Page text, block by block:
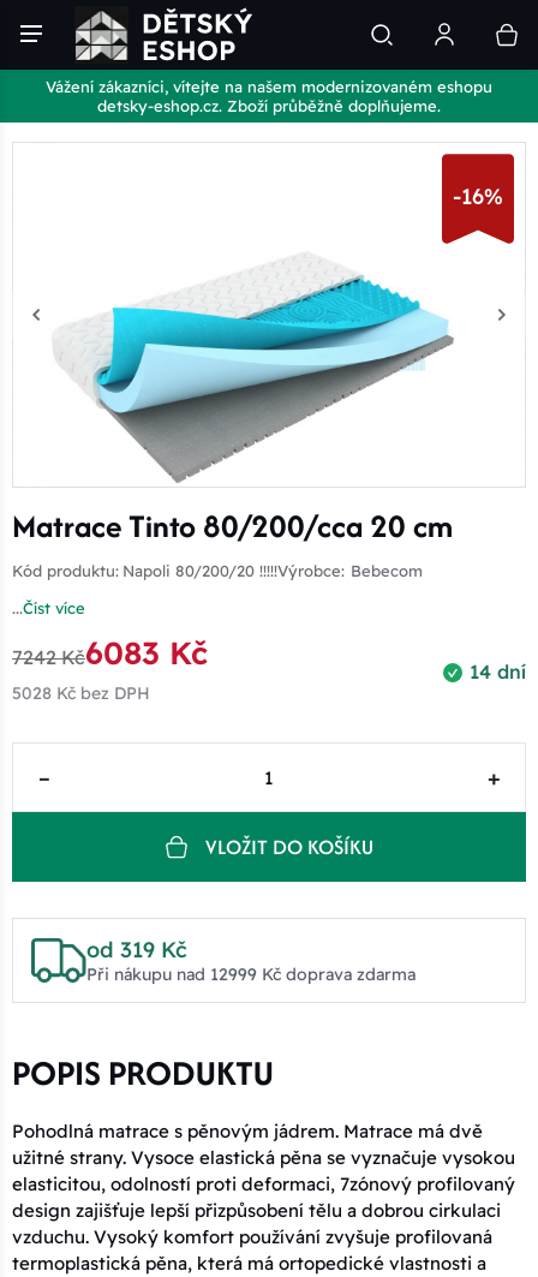
Vážení zákazníci, vítejte na našem modernizovaném eshopu
detsky-eshop.cz. Zboží průběžně doplňujeme.
-16%
Matrace Tinto 80/200/cca 20 cm
Kód produktu: Napoli 80/200/20 !!!!!Výrobce: Bebecom
...Číst více
14 dní
7242 Kč6083 Kč
5028 Kč bez DPH
– +
VLOŽIT DO KOŠÍKU
od 319 Kč
Při nákupu nad 12999 Kč doprava zdarma
POPIS PRODUKTU
Pohodlná matrace s pěnovým jádrem. Matrace má dvě
užitné strany. Vysoce elastická pěna se vyznačuje vysokou
elasticitou, odolností proti deformaci, 7zónový profilovaný
design zajišťuje lepší přizpůsobení tělu a dobrou cirkulaci
vzduchu. Vysoký komfort používání zvyšuje profilovaná
termoplastická pěna, která má ortopedické vlastnosti a